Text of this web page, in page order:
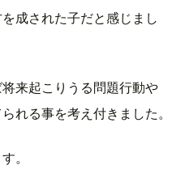
成された子だと感じまし
来起こりうる問題行動や
れる事を考え付きました。
。